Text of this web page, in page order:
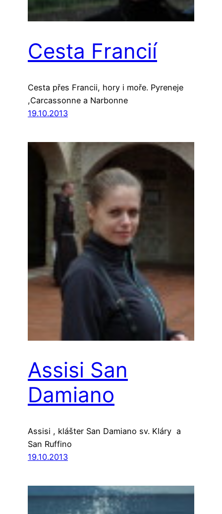
Cesta Francií
Cesta přes Francii, hory i moře. Pyreneje
,Carcassonne a Narbonne
19.10.2013
Assisi San
Damiano
Assisi , klášter San Damiano sv. Kláry a
San Ruffino
19.10.2013